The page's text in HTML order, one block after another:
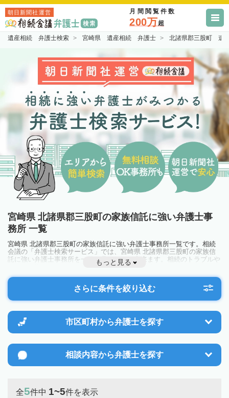
朝日新聞社運営 月間閲覧件数
200万超
遺産相続 弁護士検索 宮崎県 遺産相続 弁護士 北諸県郡三股町 遺
宮崎県 北諸県郡三股町の家族信託に強い弁護士事
務所 一覧
宮崎県 北諸県郡三股町の家族信託に強い弁護士事務所一覧です。相続
会議の「弁護士検索サービス」では、宮崎県 北諸県郡三股町の家族信
託に強い弁護士事務所を一覧で見ることが出来ます。相続のトラブルや
お悩みを抱えている方は一度近隣の弁護士に相談してみましょう。
もっと見る
さらに条件を絞り込む
市区町村から弁護士を探す
相談内容から弁護士を探す
全5件中 1~5件を表示